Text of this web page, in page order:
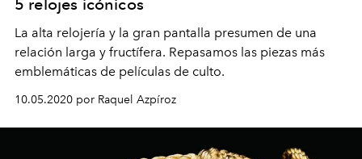
La alta relojería y la gran pantalla presumen de una
relación larga y fructífera. Repasamos las piezas más
emblemáticas de películas de culto.
10.05.2020 por Raquel Azpíroz